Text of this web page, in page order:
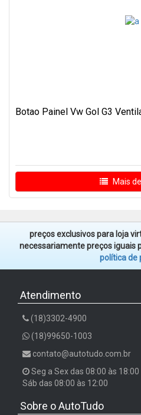
Botao Painel Vw Gol G3
Mais
preços exclusivos para loja
necessariamente preços iguais
política de
Atendimento
(18)3302-4900
(18)99650-1003
contato@autotudo.com.br
Seg a Sex das 08:00 às 18:00
Sáb das 08:00 às 12:00
Sobre o AutoTudo